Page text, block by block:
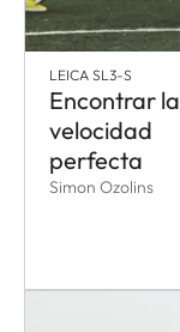
LEICA SL3-S
Encontrar la
velocidad
perfecta
Simon Ozolins